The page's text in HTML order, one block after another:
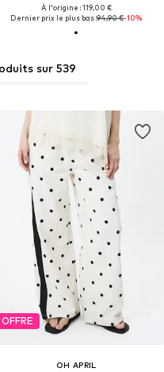
À l'origine : 119,00 €
Dernier prix le plus bas :94,90 €-10%
sur 539
OFFRE
OH APRIL